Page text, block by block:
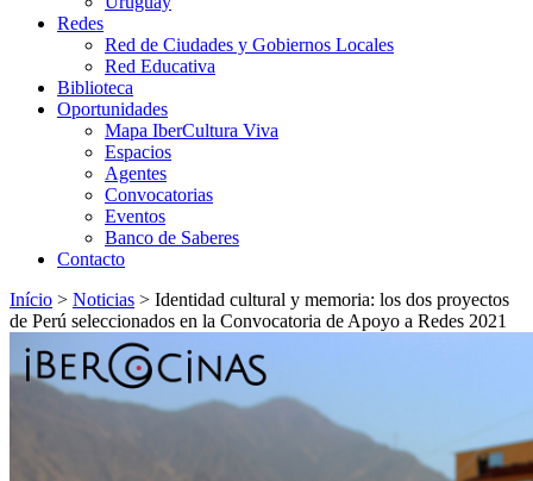
Redes
Red de Ciudades y Gobiernos Locales
Red Educativa
Biblioteca
Oportunidades
Mapa IberCultura Viva
Espacios
Agentes
Convocatorias
Eventos
Banco de Saberes
Contacto
Início > Noticias > Identidad cultural y memoria: los dos proyectos
de Perú seleccionados en la Convocatoria de Apoyo a Redes 2021